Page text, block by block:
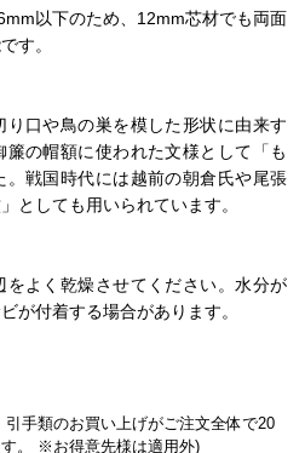
以下のため、12mm芯材でも両面
す。
り口や鳥の巣を模した形状に由来す
の帽額に使われた文様として「も
。戦国時代には越前の朝倉氏や尾張
としても用いられています。
よく乾燥させてください。水分が
が付着する場合があります。
手類のお買い上げがご注文全体で20
。 ※お得意先様は適用外)